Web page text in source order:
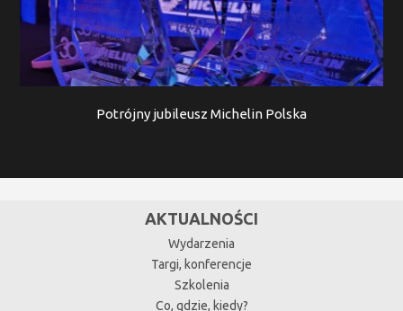
Potrójny jubileusz Michelin Polska
AKTUALNOŚCI
Wydarzenia
Targi, konferencje
Szkolenia
Co, gdzie, kiedy?